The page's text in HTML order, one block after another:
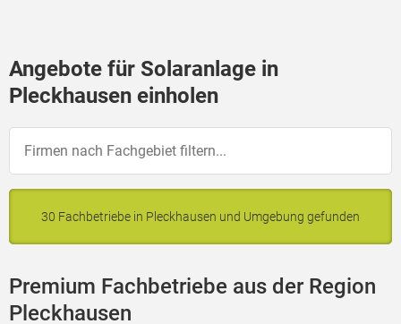
Angebote für Solaranlage in
Pleckhausen einholen
30 Fachbetriebe in Pleckhausen und Umgebung gefunden
Premium Fachbetriebe aus der Region
Pleckhausen